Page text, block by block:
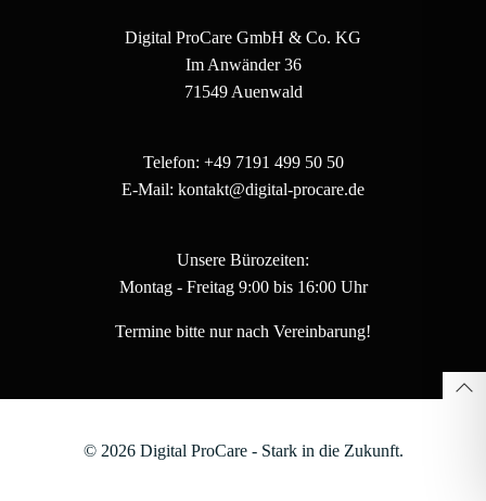
Digital ProCare GmbH & Co. KG
Im Anwänder 36
71549 Auenwald
Telefon: +49 7191 499 50 50
E-Mail: kontakt@digital-procare.de
Unsere Bürozeiten:
Montag - Freitag 9:00 bis 16:00 Uhr
Termine bitte nur nach Vereinbarung!
© 2026 Digital ProCare - Stark in die Zukunft.